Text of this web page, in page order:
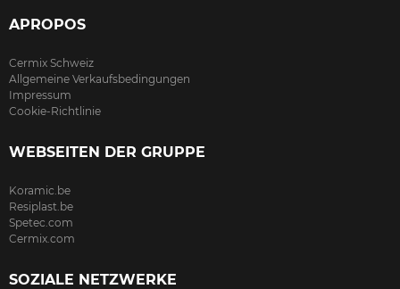
APROPOS
Cermix Schweiz
Allgemeine Verkaufsbedingungen
Impressum
Cookie-Richtlinie
WEBSEITEN DER GRUPPE
Koramic.be
Resiplast.be
Spetec.com
Cermix.com
SOZIALE NETZWERKE